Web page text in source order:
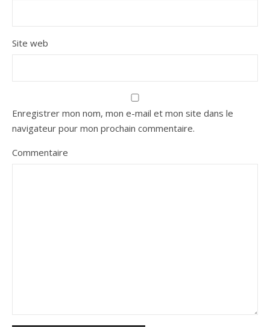
Site web
Enregistrer mon nom, mon e-mail et mon site dans le
navigateur pour mon prochain commentaire.
Commentaire